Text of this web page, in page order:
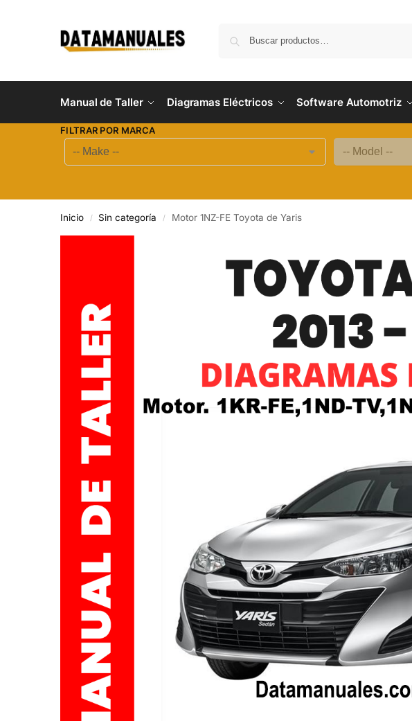
Manual de Taller Diagramas Eléctricos Software Automotriz
FILTRAR POR MARCA
Inicio / Sin categoría / Motor 1NZ-FE Toyota de Yaris